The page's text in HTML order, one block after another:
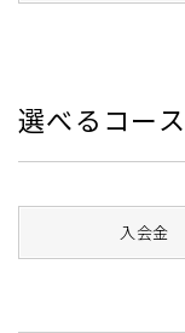
選べるコー
入会金